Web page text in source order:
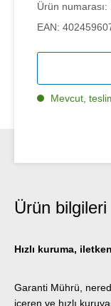
Ürün numarası:
EAN:
Mevcut,
Ürün bilgileri
Hızlı kuruma,
Garanti Mührü,
içeren ve hızlı